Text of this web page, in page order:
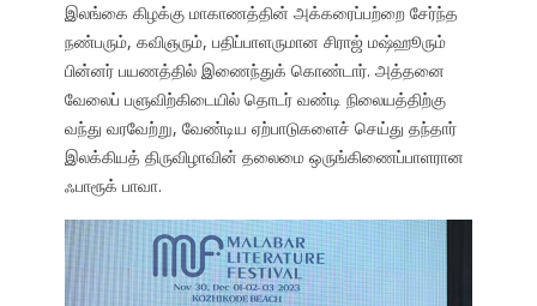
இலங்கை கிழக்கு மாகாணத்தின் அக்கரைப்பற்றை சேர்ந்த
நண்பரும், கவிஞரும், பதிப்பாளருமான சிராஜ் மஷ்ஹூரும்
பின்னர் பயணத்தில் இணைந்துக் கொண்டார். அத்தனை
வேலைப் பளுவிற்கிடையில் தொடர் வண்டி நிலையத்திற்கு
வந்து வரவேற்று, வேண்டிய ஏற்பாடுகளைச் செய்து தந்தார்
இலக்கியத் திருவிழாவின் தலைமை ஒருங்கிணைப்பாளரான
ஃபாரூக் பாவா.